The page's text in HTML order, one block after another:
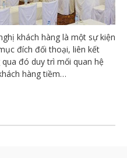
khách hàng là một sự kiện
đích đối thoại, liên kết
đó duy trì mối quan hệ
hàng tiềm…